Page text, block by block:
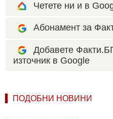
Четете ни и в
Абонамент за
Добавете
източник в Google
ПОДОБНИ НОВИНИ